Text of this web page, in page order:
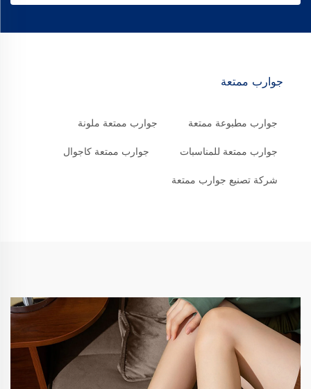
جوارب ممتعة
جوارب مطبوعة ممتعة جوارب ممتعة ملونة
جوارب ممتعة للمناسبات جوارب ممتعة كاجوال
شركة تصنيع جوارب ممتعة